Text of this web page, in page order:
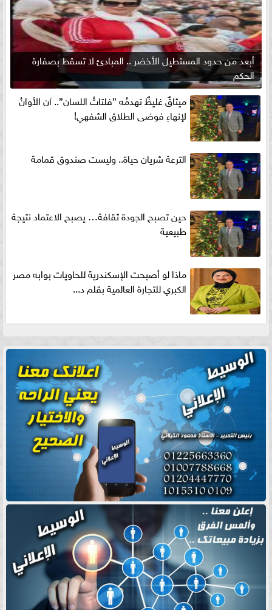
أبعد من حدود المستطيل الأخضر .. المبادئ لا تسقط بصفارة
الحكم
ميثاقٌ غليظٌ تهدمُه ”فلتاتُ اللسان”.. آن الأوانُ
لإنهاءِ فوضى الطلاق الشفهي!
الترعة شريان حياة.. وليست صندوق قمامة
حين تصبح الجودة ثقافة… يصبح الاعتماد نتيجة
طبيعية
ماذا لو أصبحت الإسكندرية للحاويات بوابه مصر
الكبري للتجارة العالمية بقلم د...